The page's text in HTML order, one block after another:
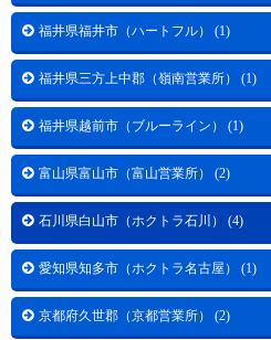
福井県福井市（ハートフル） (1)
福井県三方上中郡（嶺南営業所） (1)
福井県越前市（ブルーライン） (1)
富山県富山市（富山営業所） (2)
石川県白山市（ホクトラ石川） (4)
愛知県知多市（ホクトラ名古屋） (1)
京都府久世郡（京都営業所） (2)